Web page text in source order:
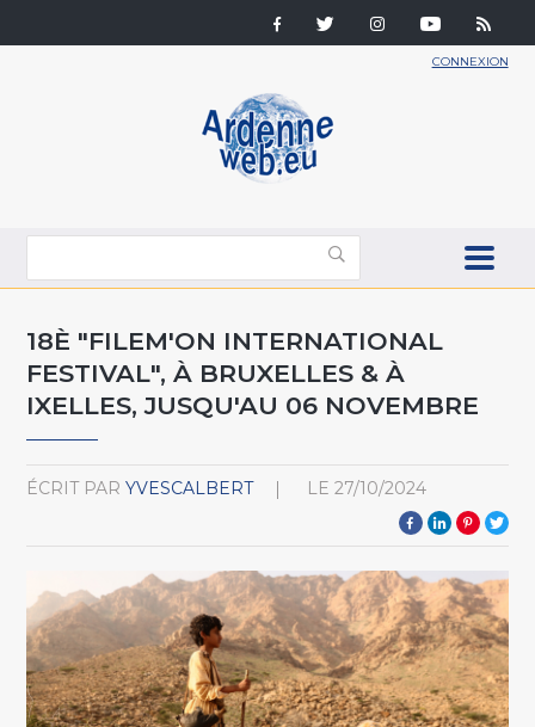
CONNEXION
18È "FILEM'ON INTERNATIONAL
FESTIVAL", À BRUXELLES & À
IXELLES, JUSQU'AU 06 NOVEMBRE
ÉCRIT PAR YVESCALBERT LE 27/10/2024